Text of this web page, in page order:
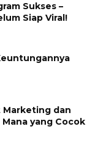
Sukses –
Siap Viral!
dan
yang Cocok